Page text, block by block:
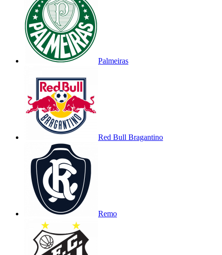
Palmeiras
Red Bull Bragantino
Remo